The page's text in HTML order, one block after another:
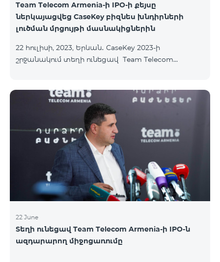
Team Telecom Armenia-ի IPO-ի քեյսը
ներկայացվեց CaseKey բիզնես խնդիրների
լուծման մրցույթի մասնակիցներին
22 հուլիսի, 2023, Երևան․ CaseKey 2023-ի
շրջանակում տեղի ունեցավ Team Telecom
Հայաստանի տարբեր բուհերից շուրջ 200
երիտասարդներ ծանոթացան առաջնային
հրապարակային տեղաբաշխման բոլոր
մանրամասներին ու թիմերին տրամադրվեց
ընկերության զարգացման ռազմավարական
խնդիրը։ Լուծումներ առաջարկելու համար թիմերն
ունենալու են ընդամենը 72 ժամ։ Հաջողություն
մաղթելով մրցույթի մասնակիցներին Team
Telecom Armenia-ի գլխավոր տնօրեն Հայկ
Եսայանը նշեց, որ
22 June
Տեղի ունեցավ Team Telecom Armenia-ի IPO-ն
ազդարարող միջոցառումը